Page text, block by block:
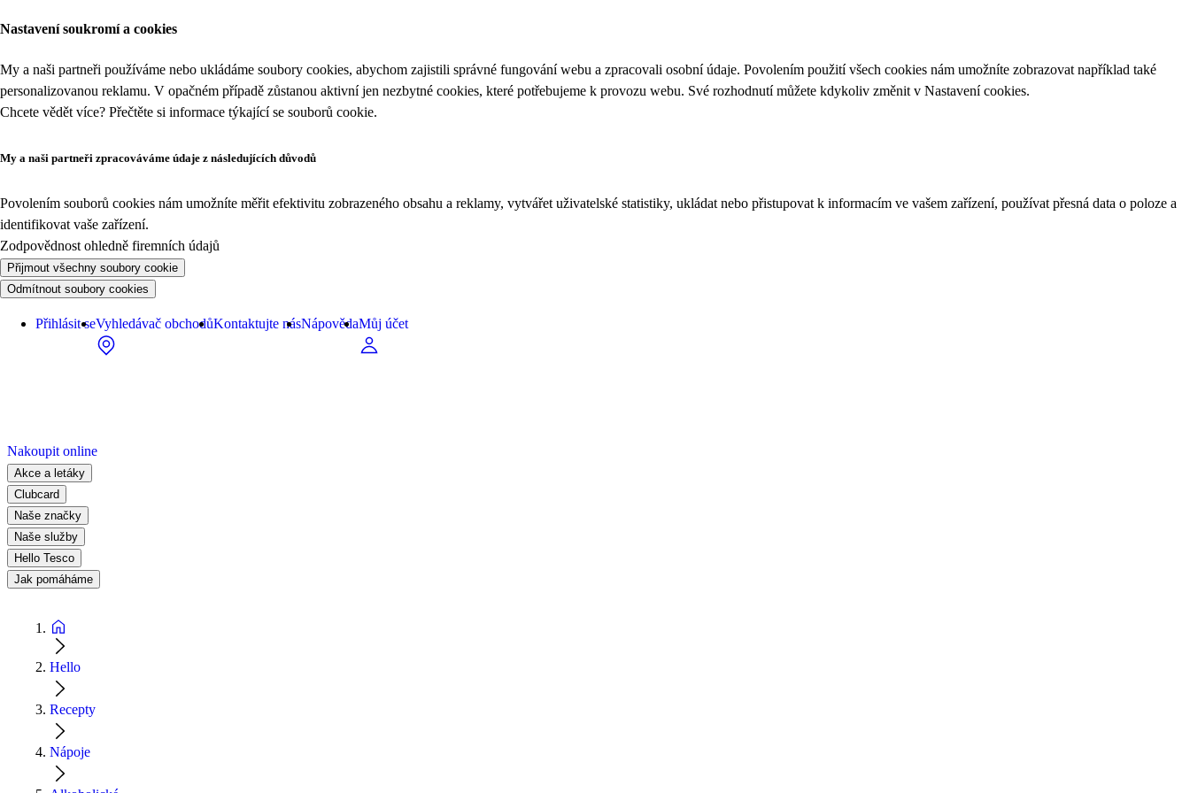
Nastavení soukromí a cookies
My a naši partneři používáme nebo ukládáme soubory cookies, abychom zajistili správné fungování webu a zpracovali osobní údaje. Povolením použití všech cookies nám umožníte zobrazovat například také
personalizovanou reklamu. V opačném případě zůstanou aktivní jen nezbytné cookies, které potřebujeme k provozu webu. Své rozhodnutí můžete kdykoliv změnit v Nastavení cookies.
Chcete vědět více? Přečtěte si informace týkající se souborů cookie.
My a naši partneři zpracováváme údaje z následujících důvodů
Povolením souborů cookies nám umožníte měřit efektivitu zobrazeného obsahu a reklamy, vytvářet uživatelské statistiky, ukládat nebo přistupovat k informacím ve vašem zařízení, používat přesná data o poloze a
identifikovat vaše zařízení.
Zodpovědnost ohledně firemních údajů
Přijmout všechny soubory cookie
Odmítnout soubory cookies
Přihlásit seVyhledávač obchodůKontaktujte násNápovědaMůj účet
Nakoupit online
Akce a letáky
Clubcard
Naše značky
Naše služby
Hello Tesco
Jak pomáháme
Hello
Recepty
Nápoje